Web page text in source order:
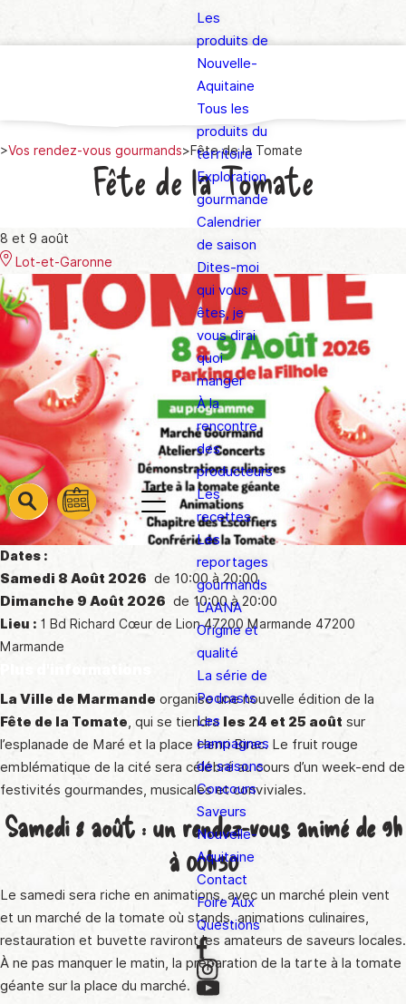
barre
1
barre
2
barre
3
Les
produits de
Nouvelle-
Aquitaine
Tous les
produits du
territoire
Exploration
gourmande
Calendrier
de saison
Dites-moi
qui vous
êtes, je
vous dirai
quoi
manger
À la
rencontre
des
producteurs
Les
recettes
Les
reportages
gourmands
L’AANA
Origine et
qualité
La série de
Podcasts
Les
campagnes
de saisons
Concours
Saveurs
Nouvelle-
Aquitaine
Contact
Foire Aux
Questions
>Vos rendez-vous gourmands>Fête de la Tomate
Fête de la Tomate
8 et 9 août
Lot-et-Garonne
Dates :
Samedi 8 Août 2026 de 10:00 à 20:00
Dimanche 9 Août 2026 de 10:00 à 20:00
Lieu : 1 Bd Richard Cœur de Lion 47200 Marmande 47200
Marmande
La Ville de Marmande organise une nouvelle édition de la
Fête de la Tomate, qui se tiendra les 24 et 25 août sur
l’esplanade de Maré et la place Henri Birac. Le fruit rouge
emblématique de la cité sera célébré au cours d’un week-end de
festivités gourmandes, musicales et conviviales.
Samedi 8 août : un rendez-vous animé de 9h
à 00h30
Le samedi sera riche en animations, avec un marché plein vent
et un marché de la tomate où stands, animations culinaires,
restauration et buvette raviront les amateurs de saveurs locales.
À ne pas manquer le matin, la préparation de la tarte à la tomate
géante sur la place du marché.